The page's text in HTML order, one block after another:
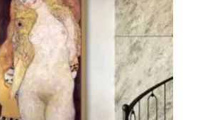
hasta
462€